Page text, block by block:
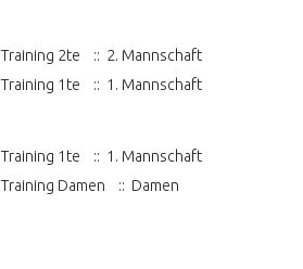
Training 2te
:: 2. Mannschaft
Training 1te :: 1. Mannschaft
Training 1te
:: 1. Mannschaft
Training Damen :: Damen